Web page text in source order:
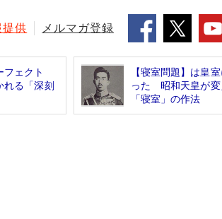
提供 メルマガ登録
フェクト
れる「深刻
【寝室問題】は皇
った 昭和天皇が変
「寝室」の作法